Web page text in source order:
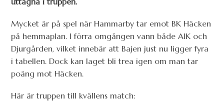
Mycket är på spel när Hammarby tar emot BK Häcken
på hemmaplan. I förra omgången vann både AIK och
Djurgården, vilket innebär att Bajen just nu ligger fyra
i tabellen. Dock kan laget bli trea igen om man tar
poäng mot Häcken.
Här är truppen till kvällens match: